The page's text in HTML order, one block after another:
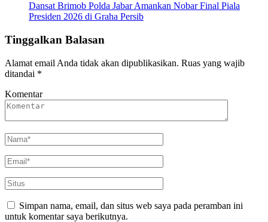
Dansat Brimob Polda Jabar Amankan Nobar Final Piala
Presiden 2026 di Graha Persib
Tinggalkan Balasan
Alamat email Anda tidak akan dipublikasikan. Ruas yang wajib
ditandai *
Komentar
Simpan nama, email, dan situs web saya pada peramban ini
untuk komentar saya berikutnya.